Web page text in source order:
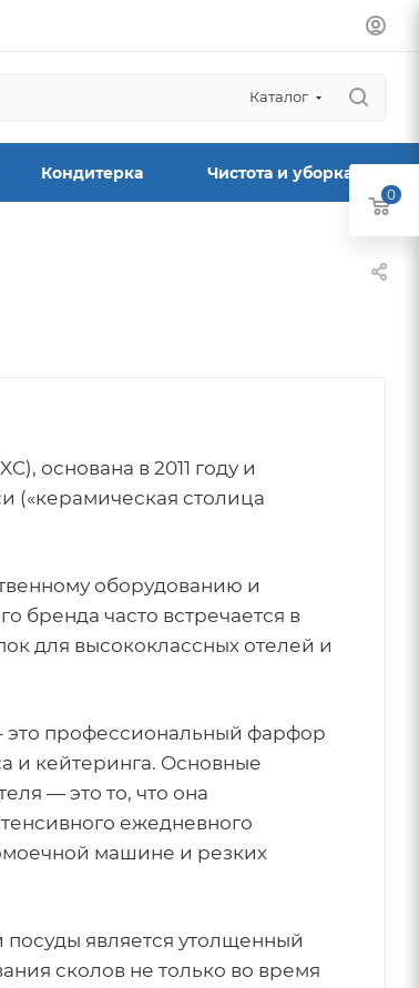
Каталог
Кондитерка Чистота и уборка
основана в 2011 году и
(«керамическая столица
оборудованию и
бренда часто встречается в
для высококлассных отелей и
это профессиональный фарфор
и кейтеринга. Основные
— это то, что она
ежедневного
машине и резких
является утолщенный
сколов не только во время
0